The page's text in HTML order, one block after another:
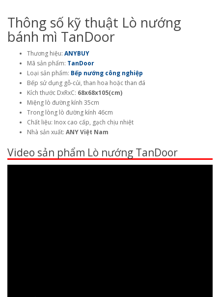
Thông số kỹ thuật Lò nướng
bánh mì TanDoor
Thương hiệu: ANYBUY
Mã sản phẩm: TanDoor
Loại sản phẩm: Bếp nướng công nghiệp
Bếp sử dụng gỗ-củi, than hoa hoặc than đá
Kích thước DxRxC: 68x68x105(cm)
Miệng lò đường kính 35cm
Trong lòng lò đường kính 46cm
Chất liệu: Inox cao cấp, gạch chịu nhiệt
Nhà sản xuất: ANY Việt Nam
Video sản phẩm Lò nướng TanDoor